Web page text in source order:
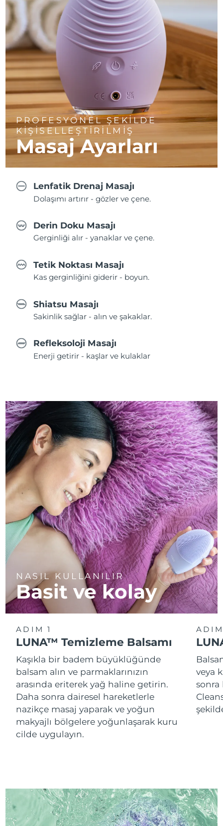
PROFESYONEL ŞEKİLDE
KİŞİSELLEŞTİRİLMİŞ
Masaj Ayarları
Lenfatik Drenaj Masajı
Dolaşımı artırır - gözler ve çene.
Derin Doku Masajı
Gerginliği alır - yanaklar ve çene.
Tetik Noktası Masajı
Kas gerginliğini giderir - boyun.
Shiatsu Masajı
Sakinlik sağlar - alın ve şakaklar.
Refleksoloji Masajı
Enerji getirir - kaşlar ve kulaklar
NASIL KULLANILIR
Basit ve kolay
ADIM 1
LUNA™ Temizleme Balsamı
Kaşıkla bir badem büyüklüğünde
balsam alın ve parmaklarınızın
arasında eriterek yağ haline getirin.
Daha sonra dairesel hareketlerle
nazikçe masaj yaparak ve yoğun
makyajlı bölgelere yoğunlaşarak kuru
cilde uygulayın.
veya
sonra